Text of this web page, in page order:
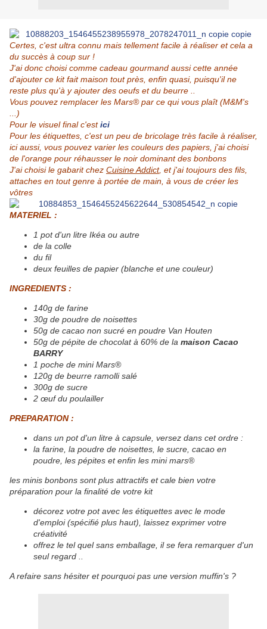
Certes, c'est ultra connu mais tellement facile à réaliser et cela a
du succès à coup sur !
J'ai donc choisi comme cadeau gourmand aussi cette année
d'ajouter ce kit fait maison tout près, enfin quasi, puisqu'il ne
reste plus qu'à y ajouter des oeufs et du beurre ..
Vous pouvez remplacer les Mars® par ce qui vous plaît (M&M's
...)
Pour le visuel final c'estici
Pour les étiquettes, c'est un peu de bricolage très facile à réaliser,
ici aussi, vous pouvez varier les couleurs des papiers, j'ai choisi
de l'orange pour réhausser le noir dominant des bonbons
J'ai choisi le gabarit chez Cuisine Addict, et j'ai toujours des fils,
attaches en tout genre à portée de main, à vous de créer les
vôtres
MATERIEL :
1 pot d'un litre Ikéa ou autre
de la colle
du fil
deux feuilles de papier (blanche et une couleur)
INGREDIENTS :
140g de farine
30g de poudre de noisettes
50g de cacao non sucré en poudre Van Houten
50g de pépite de chocolat à 60% de la maison Cacao
BARRY
1 poche de mini Mars®
120g de beurre ramolli salé
300g de sucre
2 œuf du poulailler
PREPARATION :
dans un pot d'un litre à capsule, versez dans cet ordre :
la farine, la poudre de noisettes, le sucre, cacao en
poudre, les pépites et enfin les mini mars®
les minis bonbons sont plus attractifs et cale bien votre
préparation pour la finalité de votre kit
décorez votre pot avec les étiquettes avec le mode
d'emploi (spécifié plus haut), laissez exprimer votre
créativité
offrez le tel quel sans emballage, il se fera remarquer d'un
seul regard ..
A refaire sans hésiter et pourquoi pas une version muffin's ?